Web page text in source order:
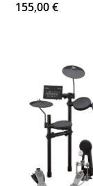
155,00€